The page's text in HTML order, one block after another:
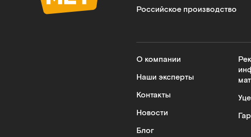
Российское производство
О компании
Наши эксперты
Контакты
Новости
Блог